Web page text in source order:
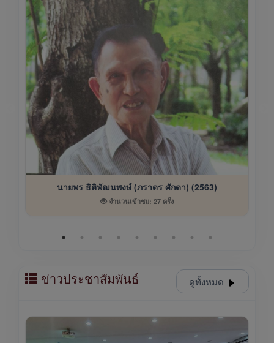
นายพร ธิติพัฒนพงษ์ (ภราดร ศักดา) (2563)
จำนวนเข้าชม: 27 ครั้ง
ข่าวประชาสัมพันธ์ ดูทั้งหมด